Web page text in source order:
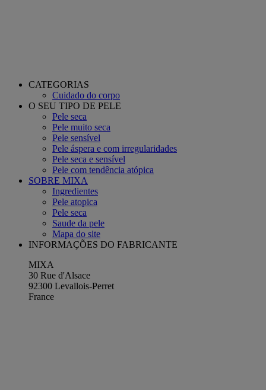
CATEGORIAS
Cuidado do corpo
O SEU TIPO DE PELE
Pele seca
Pele muito seca
Pele sensível
Pele áspera e com irregularidades
Pele seca e sensível
Pele com tendência atópica
SOBRE MIXA
Ingredientes
Pele atopica
Pele seca
Saude da pele
Mapa do site
INFORMAÇÕES DO FABRICANTE
MIXA
30 Rue d'Alsace
92300 Levallois-Perret
France